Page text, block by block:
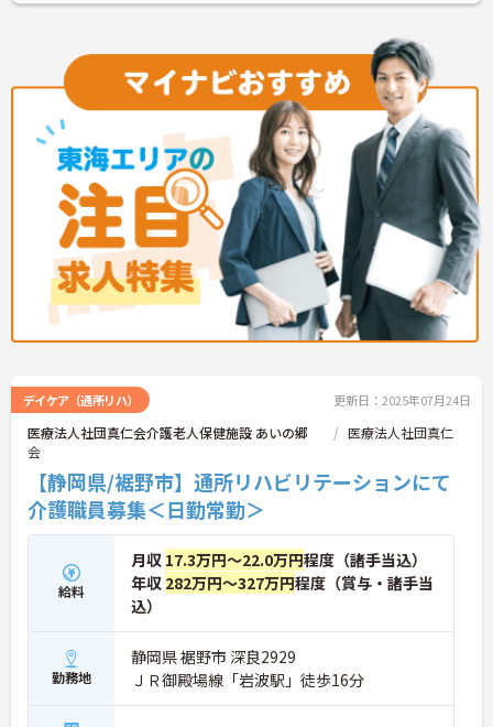
自己評価表を用いてサービスなどの向上を心がけて
デイケア（通所リハ） 更新日：2025年07月24日
医療法人社団真仁会介護老人保健施設 あいの郷
医療法人社団真仁
会
【静岡県/裾野市】通所リハビリテーションにて
介護職員募集＜日勤常勤＞
給料
月収 17.3万円～22.0万円程度（諸手当込）
年収 282万円～327万円程度（賞与・諸手当
込）
勤務地
静岡県 裾野市 深良2929
ＪＲ御殿場線「岩波駅」徒歩16分